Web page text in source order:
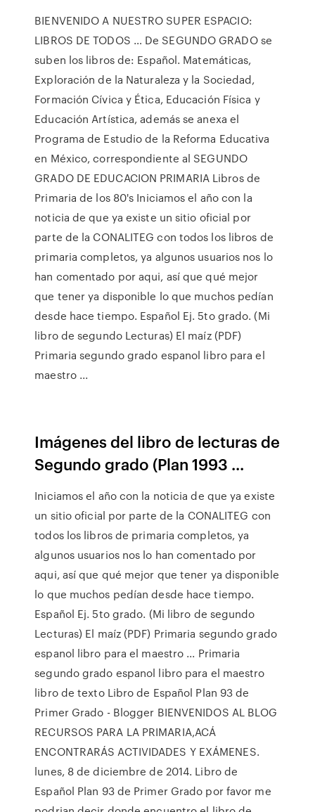
BIENVENIDO A NUESTRO SUPER ESPACIO:
LIBROS DE TODOS … De SEGUNDO GRADO se
suben los libros de: Español. Matemáticas,
Exploración de la Naturaleza y la Sociedad,
Formación Cívica y Ética, Educación Física y
Educación Artística, además se anexa el
Programa de Estudio de la Reforma Educativa
en México, correspondiente al SEGUNDO
GRADO DE EDUCACION PRIMARIA Libros de
Primaria de los 80's Iniciamos el año con la
noticia de que ya existe un sitio oficial por
parte de la CONALITEG con todos los libros de
primaria completos, ya algunos usuarios nos lo
han comentado por aqui, así que qué mejor
que tener ya disponible lo que muchos pedían
desde hace tiempo. Español Ej. 5to grado. (Mi
libro de segundo Lecturas) El maíz (PDF)
Primaria segundo grado espanol libro para el
maestro ...
Imágenes del libro de lecturas de
Segundo grado (Plan 1993 ...
Iniciamos el año con la noticia de que ya existe
un sitio oficial por parte de la CONALITEG con
todos los libros de primaria completos, ya
algunos usuarios nos lo han comentado por
aqui, así que qué mejor que tener ya disponible
lo que muchos pedían desde hace tiempo.
Español Ej. 5to grado. (Mi libro de segundo
Lecturas) El maíz (PDF) Primaria segundo grado
espanol libro para el maestro ... Primaria
segundo grado espanol libro para el maestro
libro de texto Libro de Español Plan 93 de
Primer Grado - Blogger BIENVENIDOS AL BLOG
RECURSOS PARA LA PRIMARIA,ACÁ
ENCONTRARÁS ACTIVIDADES Y EXÁMENES.
lunes, 8 de diciembre de 2014. Libro de
Español Plan 93 de Primer Grado por favor me